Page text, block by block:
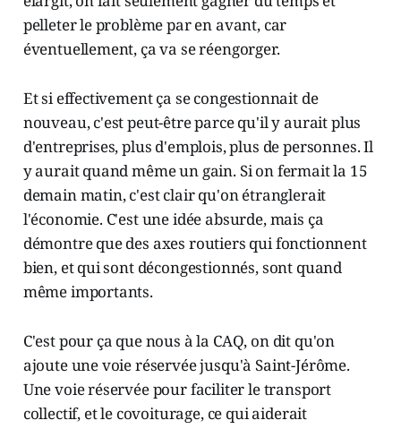
pelleter le problème par en avant, car
éventuellement, ça va se réengorger.
Et si effectivement ça se congestionnait de
nouveau, c'est peut-être parce qu'il y aurait plus
d'entreprises, plus d'emplois, plus de personnes. Il
y aurait quand même un gain. Si on fermait la 15
demain matin, c'est clair qu'on étranglerait
l'économie. C'est une idée absurde, mais ça
démontre que des axes routiers qui fonctionnent
bien, et qui sont décongestionnés, sont quand
même importants.
C'est pour ça que nous à la CAQ, on dit qu'on
ajoute une voie réservée jusqu'à Saint-Jérôme.
Une voie réservée pour faciliter le transport
collectif, et le covoiturage, ce qui aiderait